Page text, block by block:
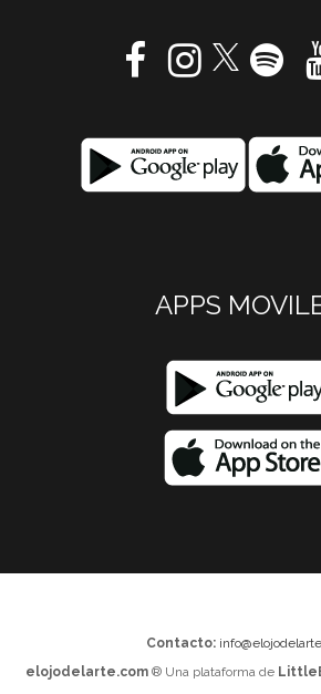
APPS
Contacto:
elojodelarte.com® Una plataforma de